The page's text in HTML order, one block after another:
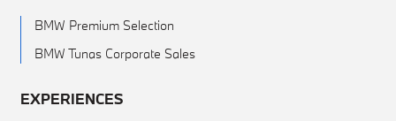
BMW Premium Selection
BMW Tunas Corporate Sales
EXPERIENCES